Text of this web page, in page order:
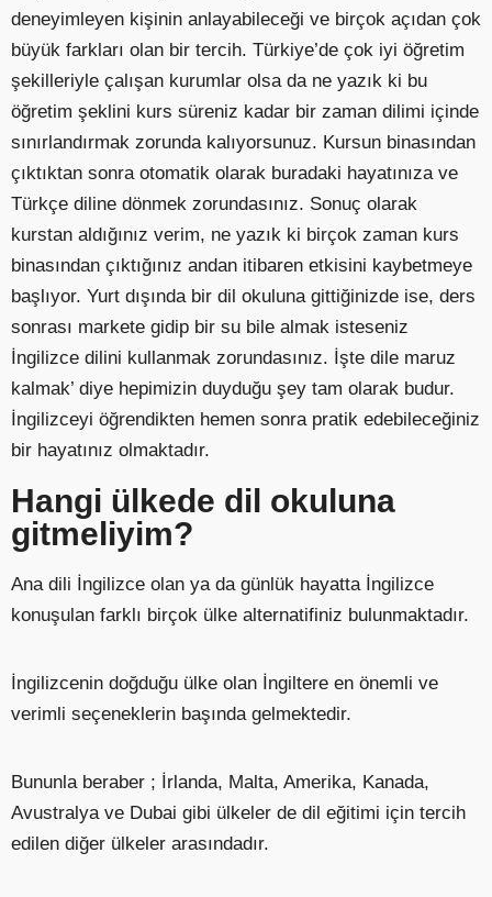
deneyimleyen kişinin anlayabileceği ve birçok açıdan çok
büyük farkları olan bir tercih. Türkiye’de çok iyi öğretim
şekilleriyle çalışan kurumlar olsa da ne yazık ki bu
öğretim şeklini kurs süreniz kadar bir zaman dilimi içinde
sınırlandırmak zorunda kalıyorsunuz. Kursun binasından
çıktıktan sonra otomatik olarak buradaki hayatınıza ve
Türkçe diline dönmek zorundasınız. Sonuç olarak
kurstan aldığınız verim, ne yazık ki birçok zaman kurs
binasından çıktığınız andan itibaren etkisini kaybetmeye
başlıyor. Yurt dışında bir dil okuluna gittiğinizde ise, ders
sonrası markete gidip bir su bile almak isteseniz
İngilizce dilini kullanmak zorundasınız. İşte dile maruz
kalmak’ diye hepimizin duyduğu şey tam olarak budur.
İngilizceyi öğrendikten hemen sonra pratik edebileceğiniz
bir hayatınız olmaktadır.
Hangi ülkede dil okuluna
gitmeliyim?
Ana dili İngilizce olan ya da günlük hayatta İngilizce
konuşulan farklı birçok ülke alternatifiniz bulunmaktadır.
İngilizcenin doğduğu ülke olan İngiltere en önemli ve
verimli seçeneklerin başında gelmektedir.
Bununla beraber ; İrlanda, Malta, Amerika, Kanada,
Avustralya ve Dubai gibi ülkeler de dil eğitimi için tercih
edilen diğer ülkeler arasındadır.